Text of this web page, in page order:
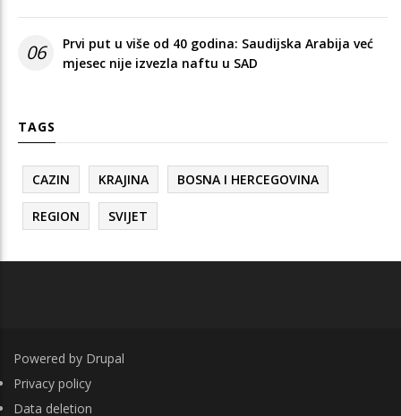
06
Prvi put u više od 40 godina: Saudijska Arabija već
mjesec nije izvezla naftu u SAD
TAGS
CAZIN KRAJINA BOSNA I HERCEGOVINA
REGION SVIJET
Powered by Drupal
FOOTER
Privacy policy
Data deletion